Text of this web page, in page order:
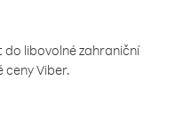
libovolné zahraniční
ceny Viber.